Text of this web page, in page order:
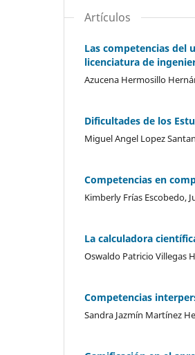
Artículos
Las competencias del
licenciatura de
Azucena Hermosillo
Dificultades de los
Miguel Angel Lopez
Competencias en
Kimberly Frías Escobedo,
La calculadora
Oswaldo Patricio Villegas
Competencias
Sandra Jazmín Martínez